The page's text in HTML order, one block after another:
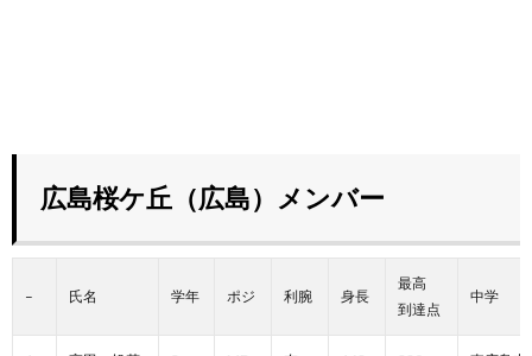
広島桜ケ丘（広島）メンバー
– 氏名 学年 ポジ 利腕 身長
最高
到達点
中学